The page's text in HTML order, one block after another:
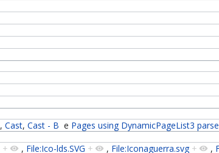
,Cast,Cast - B e Pages using DynamicPageList3
+ , File:Ico-lds.SVG + , File:Iconaguerra.svg + ,